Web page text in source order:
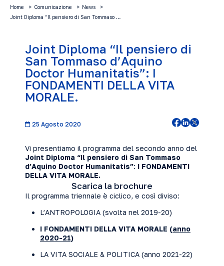
Home Comunicazione
News
Joint Diploma “Il pensiero di San Tommaso …
Joint Diploma “Il pensiero di
San Tommaso d’Aquino
Doctor Humanitatis”: I
FONDAMENTI DELLA VITA
MORALE.
25 Agosto 2020
Vi presentiamo il programma del secondo anno del
Joint Diploma “Il pensiero di San Tommaso
d’Aquino Doctor Humanitatis”: I FONDAMENTI
DELLA VITA MORALE.
Scarica la brochure
Il programma triennale è ciclico, e così diviso:
L’ANTROPOLOGIA (svolta nel 2019-20)
I FONDAMENTI DELLA VITA MORALE (anno
2020-21)
LA VITA SOCIALE & POLITICA (anno 2021-22)